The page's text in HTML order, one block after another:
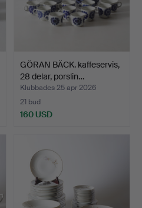
GÖRAN BÄCK. kaffeservis,
28 delar, porslin…
Klubbades 25 apr 2026
21 bud
160 USD